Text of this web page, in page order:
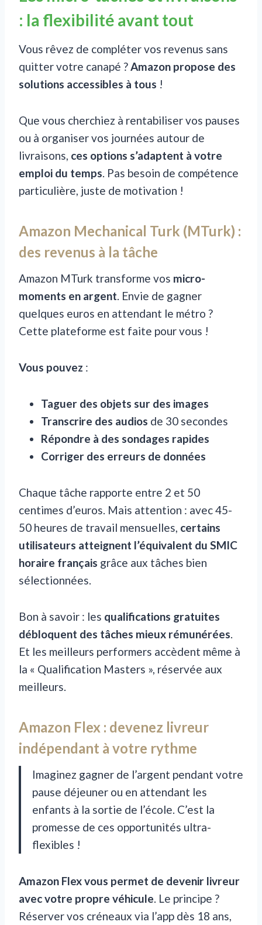
: la flexibilité avant tout
Vous rêvez de compléter vos revenus sans
quitter votre canapé ?Amazon propose des
solutions accessibles à tous !
Que vous cherchiez à rentabiliser vos pauses
ou à organiser vos journées autour de
livraisons, ces options s’adaptent à votre
emploi du temps. Pas besoin de compétence
particulière, juste de motivation !
Amazon Mechanical Turk (MTurk) :
des revenus à la tâche
Amazon MTurk transforme vos micro-
moments en argent. Envie de gagner
quelques euros en attendant le métro ?
Cette plateforme est faite pour vous !
Vous pouvez :
Taguer des objets sur des images
Transcrire des audios de 30 secondes
Répondre à des sondages rapides
Corriger des erreurs de données
Chaque tâche rapporte entre 2 et 50
centimes d’euros. Mais attention : avec 45-
50 heures de travail mensuelles, certains
utilisateurs atteignent l’équivalent du SMIC
horaire français grâce aux tâches bien
sélectionnées.
Bon à savoir : les qualifications gratuites
débloquent des tâches mieux rémunérées.
Et les meilleurs performers accèdent même à
la « Qualification Masters », réservée aux
meilleurs.
Amazon Flex : devenez livreur
indépendant à votre rythme
Imaginez gagner de l’argent pendant votre
pause déjeuner ou en attendant les
enfants à la sortie de l’école. C’est la
promesse de ces opportunités ultra-
flexibles !
Amazon Flex vous permet de devenir livreur
avec votre propre véhicule. Le principe ?
Réserver vos créneaux via l’app dès 18 ans,